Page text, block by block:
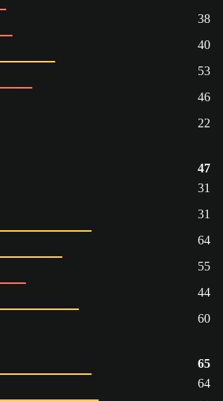
38
40
53
46
22
47
31
31
64
55
44
60
65
64